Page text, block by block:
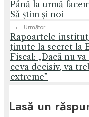
Până la urmă
Să știm și noi
→
Următor
Rapoartele
ținute la secret la
Fiscal: „Dacă nu
ceva decisiv, va
extreme”
Lasă un